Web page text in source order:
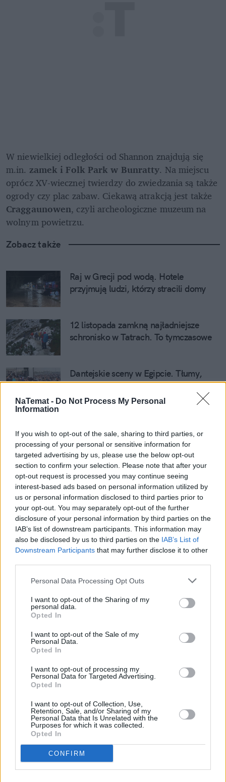
NaTemat - Do Not Process My Personal
Information
If you wish to opt-out of the sale, sharing to third parties, or
processing of your personal or sensitive information for
targeted advertising by us, please use the below opt-out
section to confirm your selection. Please note that after your
opt-out request is processed you may continue seeing
interest-based ads based on personal information utilized by
us or personal information disclosed to third parties prior to
your opt-out. You may separately opt-out of the further
disclosure of your personal information by third parties on the
IAB’s list of downstream participants. This information may
also be disclosed by us to third parties on the IAB’s List of
Downstream Participants that may further disclose it to other
Personal Data Processing Opt Outs
I want to opt-out of the Sharing of my
personal data.
Opted In
I want to opt-out of the Sale of my
Personal Data.
Opted In
I want to opt-out of processing my
Personal Data for Targeted Advertising.
Opted In
I want to opt-out of Collection, Use,
Retention, Sale, and/or Sharing of my
Personal Data that Is Unrelated with the
Purposes for which it was collected.
Opted In
CONFIRM
W niewielkiej odległości od Shannon znajdują się
m.in. zamek i Folk Park w Bunratty. Na miejscu
oprócz XV-wiecznej twierdzy do zwiedzania są także
Craggaunowen, czyli archeologiczne muzeum na
wolnym powietrzu.
Zobacz także
Raj w Grecji pod wodą. Hotele
przyjmują ludzi, którzy stracili domy
12 listopada zamkną najładniejsze
schronisko w Tatrach. To tymczasowe
Dantejskie sceny w Egipcie. Tłumy,
odwoływane wycieczki i niemoralny
wybryk
Turyści będą wściekli
Nowe zasady wjazdu do USA. Jeszcze
więcej stresu od 26 grudnia
Madera zmienia największą atrakcję.
"Ograniczenia będą uwierać turystów"
Nie przegap żadnej ważnej wiadomości i
obserwuj nas w Google News!
Więcej:
Turystyka Irlandia Poznań Lotnisko w Modlinie
Ryanair Linie lotnicze
Klaudia Zawistowska
Obserwuj